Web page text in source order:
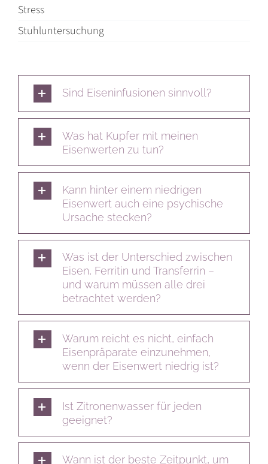
Stress
Stuhluntersuchung
Sind Eiseninfusionen sinnvoll?
Was hat Kupfer mit meinen
Eisenwerten zu tun?
Kann hinter einem niedrigen
Eisenwert auch eine psychische
Ursache stecken?
Was ist der Unterschied zwischen
Eisen, Ferritin und Transferrin –
und warum müssen alle drei
betrachtet werden?
Warum reicht es nicht, einfach
Eisenpräparate einzunehmen,
wenn der Eisenwert niedrig ist?
Ist Zitronenwasser für jeden
geeignet?
Wann ist der beste Zeitpunkt, um